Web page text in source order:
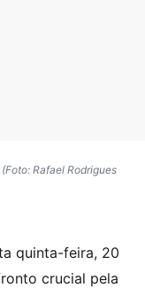
Rafael Rodrigues
crucial pela